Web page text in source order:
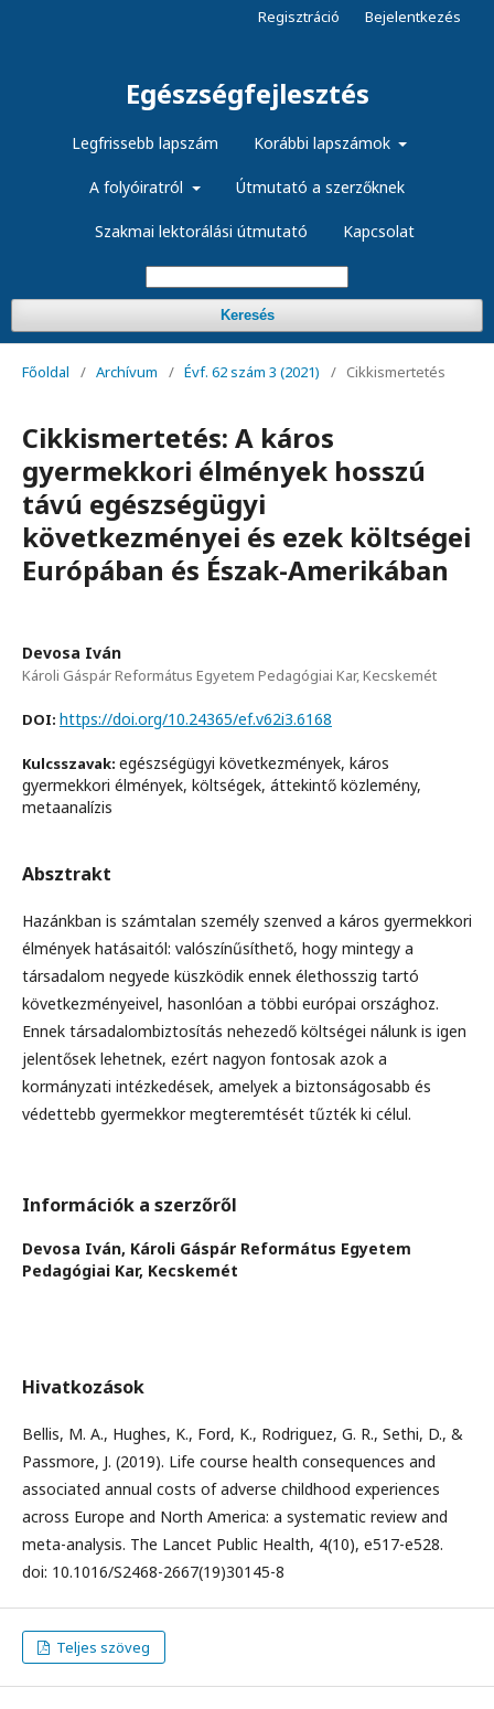
Egészségfejlesztés
Legfrissebb lapszám Korábbi lapszámok
A folyóiratról Útmutató a szerzőknek
Szakmai lektorálási útmutató Kapcsolat
Keresés
Regisztráció Bejelentkezés
Főoldal / Archívum / Évf. 62 szám 3 (2021) / Cikkismertetés
Cikkismertetés: A káros
gyermekkori élmények hosszú
távú egészségügyi
következményei és ezek költségei
Európában és Észak-Amerikában
Devosa Iván
Károli Gáspár Református Egyetem Pedagógiai Kar, Kecskemét
DOI: https://doi.org/10.24365/ef.v62i3.6168
Kulcsszavak: egészségügyi következmények, káros
gyermekkori élmények, költségek, áttekintő közlemény,
metaanalízis
Absztrakt
Hazánkban is számtalan személy szenved a káros gyermekkori
élmények hatásaitól: valószínűsíthető, hogy mintegy a
társadalom negyede küszködik ennek élethosszig tartó
következményeivel, hasonlóan a többi európai országhoz.
Ennek társadalombiztosítás nehezedő költségei nálunk is igen
jelentősek lehetnek, ezért nagyon fontosak azok a
kormányzati intézkedések, amelyek a biztonságosabb és
védettebb gyermekkor megteremtését tűzték ki célul.
Információk a szerzőről
Devosa Iván, Károli Gáspár Református Egyetem
Pedagógiai Kar, Kecskemét
Hivatkozások
Bellis, M. A., Hughes, K., Ford, K., Rodriguez, G. R., Sethi, D., &
Passmore, J. (2019). Life course health consequences and
associated annual costs of adverse childhood experiences
across Europe and North America: a systematic review and
meta-analysis. The Lancet Public Health, 4(10), e517-e528.
doi: 10.1016/S2468-2667(19)30145-8
Teljes szöveg